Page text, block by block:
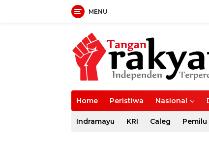
MENU
Home Peristiwa Nasional
Indramayu KRI Caleg Pemilu